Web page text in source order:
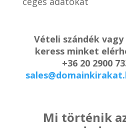
Vételi szándék
keress minket
+36 20 2900
Mi történik